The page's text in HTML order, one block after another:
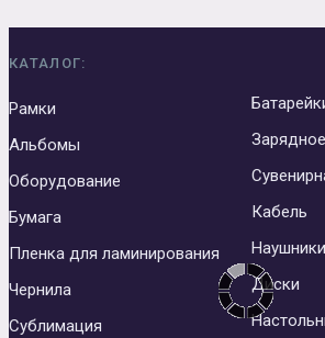
КАТАЛОГ:
Рамки
Альбомы
Оборудование
Бумага
Пленка для ламинирования
Чернила
Сублимация
Кабель
Наушники
Диски